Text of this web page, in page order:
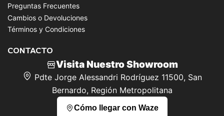
Preguntas Frecuentes
Cambios o Devoluciones
Términos y Condiciones
CONTACTO
Visita Nuestro Showroom
Pdte Jorge Alessandri Rodríguez 11500, San
Bernardo, Región Metropolitana
Cómo llegar con Waze